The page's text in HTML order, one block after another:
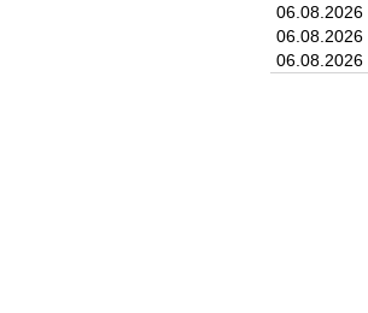
06.08.2026
06.08.2026
06.08.2026